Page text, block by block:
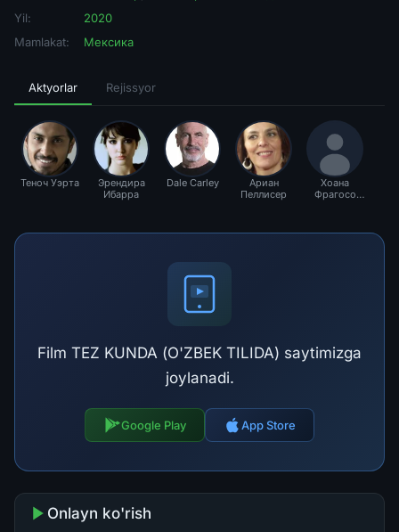
Yil:
2020
Mamlakat:
Мексика
Aktyorlar Rejissyor
Теноч Уэрта
Эрендира
Ибарра
Dale Carley
Ариан
Пеллисер
Хоана
Фрагосо
Film TEZ KUNDA (O'ZBEK TILIDA) saytimizga
joylanadi.
Google Play App Store
Onlayn ko'rish